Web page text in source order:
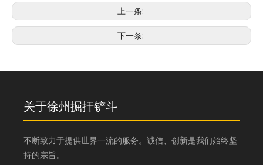
上一条:
下一条:
关于徐州掘扞铲斗
不断致力于提供世界一流的服务。诚信、创新是我们始终坚
持的宗旨。